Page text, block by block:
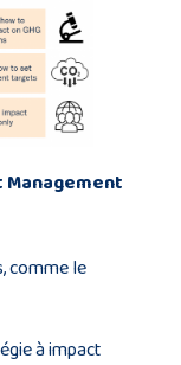
comme le
à impact